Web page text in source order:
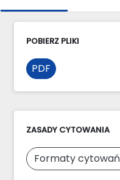
POBIERZ PLIKI
PDF
ZASADY CYTOWANIA
Formaty cytowań